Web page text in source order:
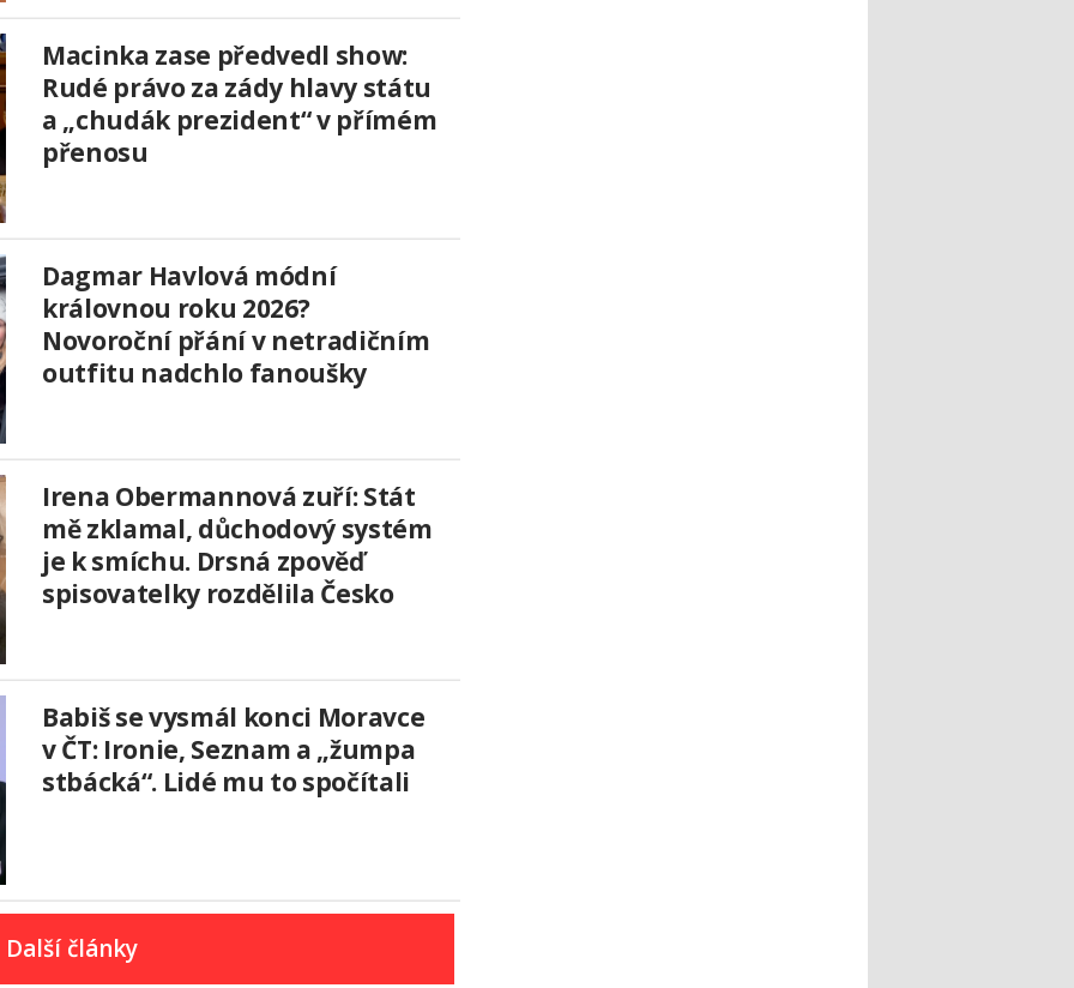
Macinka zase předvedl show:
Rudé právo za zády hlavy státu
a „chudák prezident“ v přímém
přenosu
Dagmar Havlová módní
královnou roku 2026?
Novoroční přání v netradičním
outfitu nadchlo fanoušky
Irena Obermannová zuří: Stát
mě zklamal, důchodový systém
je k smíchu. Drsná zpověď
spisovatelky rozdělila Česko
Babiš se vysmál konci Moravce
v ČT: Ironie, Seznam a „žumpa
stbácká“. Lidé mu to spočítali
Další články